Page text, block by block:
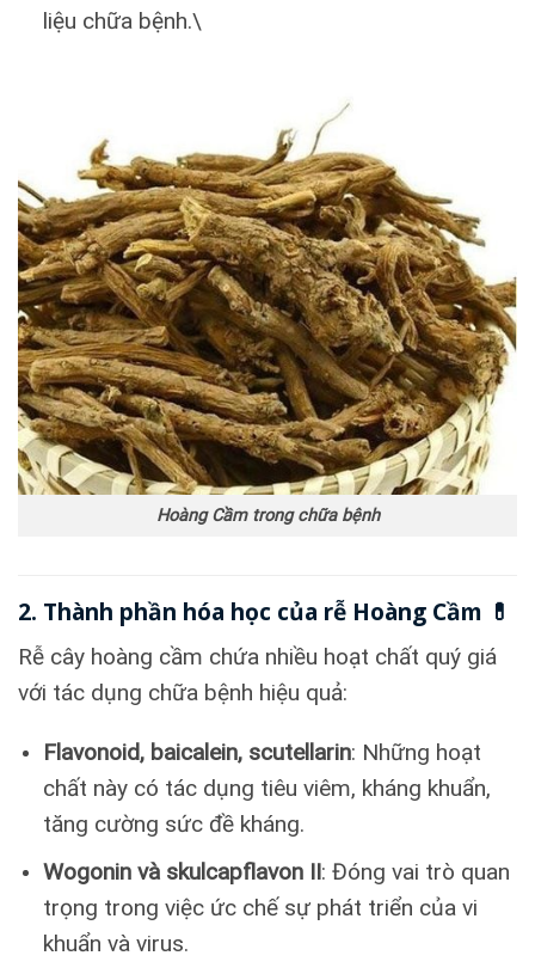
liệu chữa bệnh.\
Hoàng Cầm trong chữa bệnh
2. Thành phần hóa học của rễ Hoàng Cầm 💊
Rễ cây hoàng cầm chứa nhiều hoạt chất quý giá
với tác dụng chữa bệnh hiệu quả:
Flavonoid, baicalein, scutellarin: Những hoạt
chất này có tác dụng tiêu viêm, kháng khuẩn,
tăng cường sức đề kháng.
Wogonin và skulcapflavon II: Đóng vai trò quan
trọng trong việc ức chế sự phát triển của vi
khuẩn và virus.